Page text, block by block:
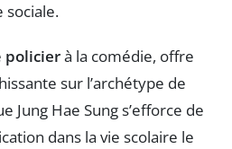
sociale.
policierà la comédie, offre
sur l’archétype de
Jung Hae Sung s’efforce de
dans la vie scolaire le